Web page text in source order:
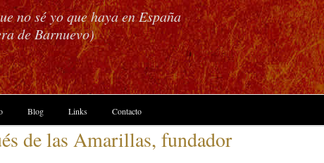
no sé yo que haya en España
de Barnuevo)
Blog Links Contacto
de las Amarillas, fundador